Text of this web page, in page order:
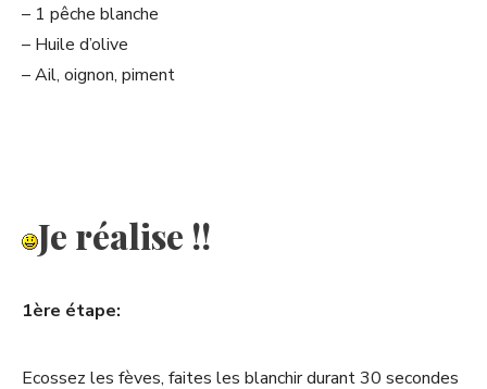
– 1 pêche blanche
– Huile d’olive
– Ail, oignon, piment
Je réalise !!
1ère étape:
Ecossez les fèves, faites les blanchir durant 30 secondes